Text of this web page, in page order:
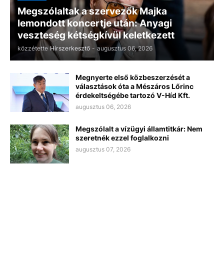
Megszólaltak a szervezők Majka
lemondott koncertje után: Anyagi
veszteség kétségkívül keletkezett
közzétette Hírszerkesztő - augusztus 06, 2026
Megnyerte első közbeszerzését a
választások óta a Mészáros Lőrinc
érdekeltségébe tartozó V-Híd Kft.
augusztus 06, 2026
Megszólalt a vízügyi államtitkár: Nem
szeretnék ezzel foglalkozni
augusztus 07, 2026